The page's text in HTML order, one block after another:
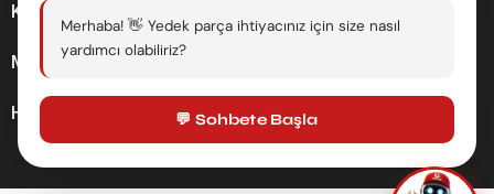
Kurumsal
Müşteri Hizmetleri
Hesabım
Merhaba! 👋 Yedek parça ihtiyacınız için size nasıl
yardımcı olabiliriz?
💬 Sohbete Başla